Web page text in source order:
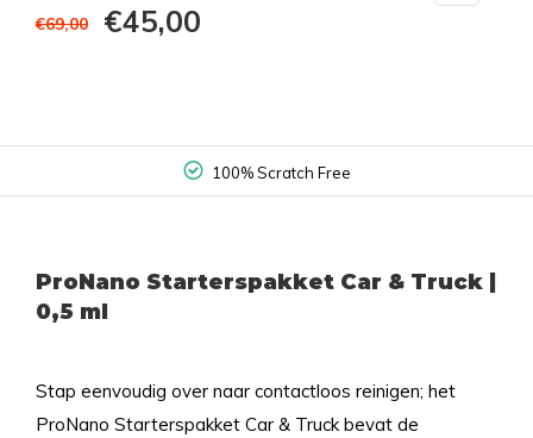
€69,00 €45,00
100% Non Contact
ProNano Starterspakket Car & Truck |
0,5 ml
Stap eenvoudig over naar contactloos reinigen; het
ProNano Starterspakket Car & Truck bevat de